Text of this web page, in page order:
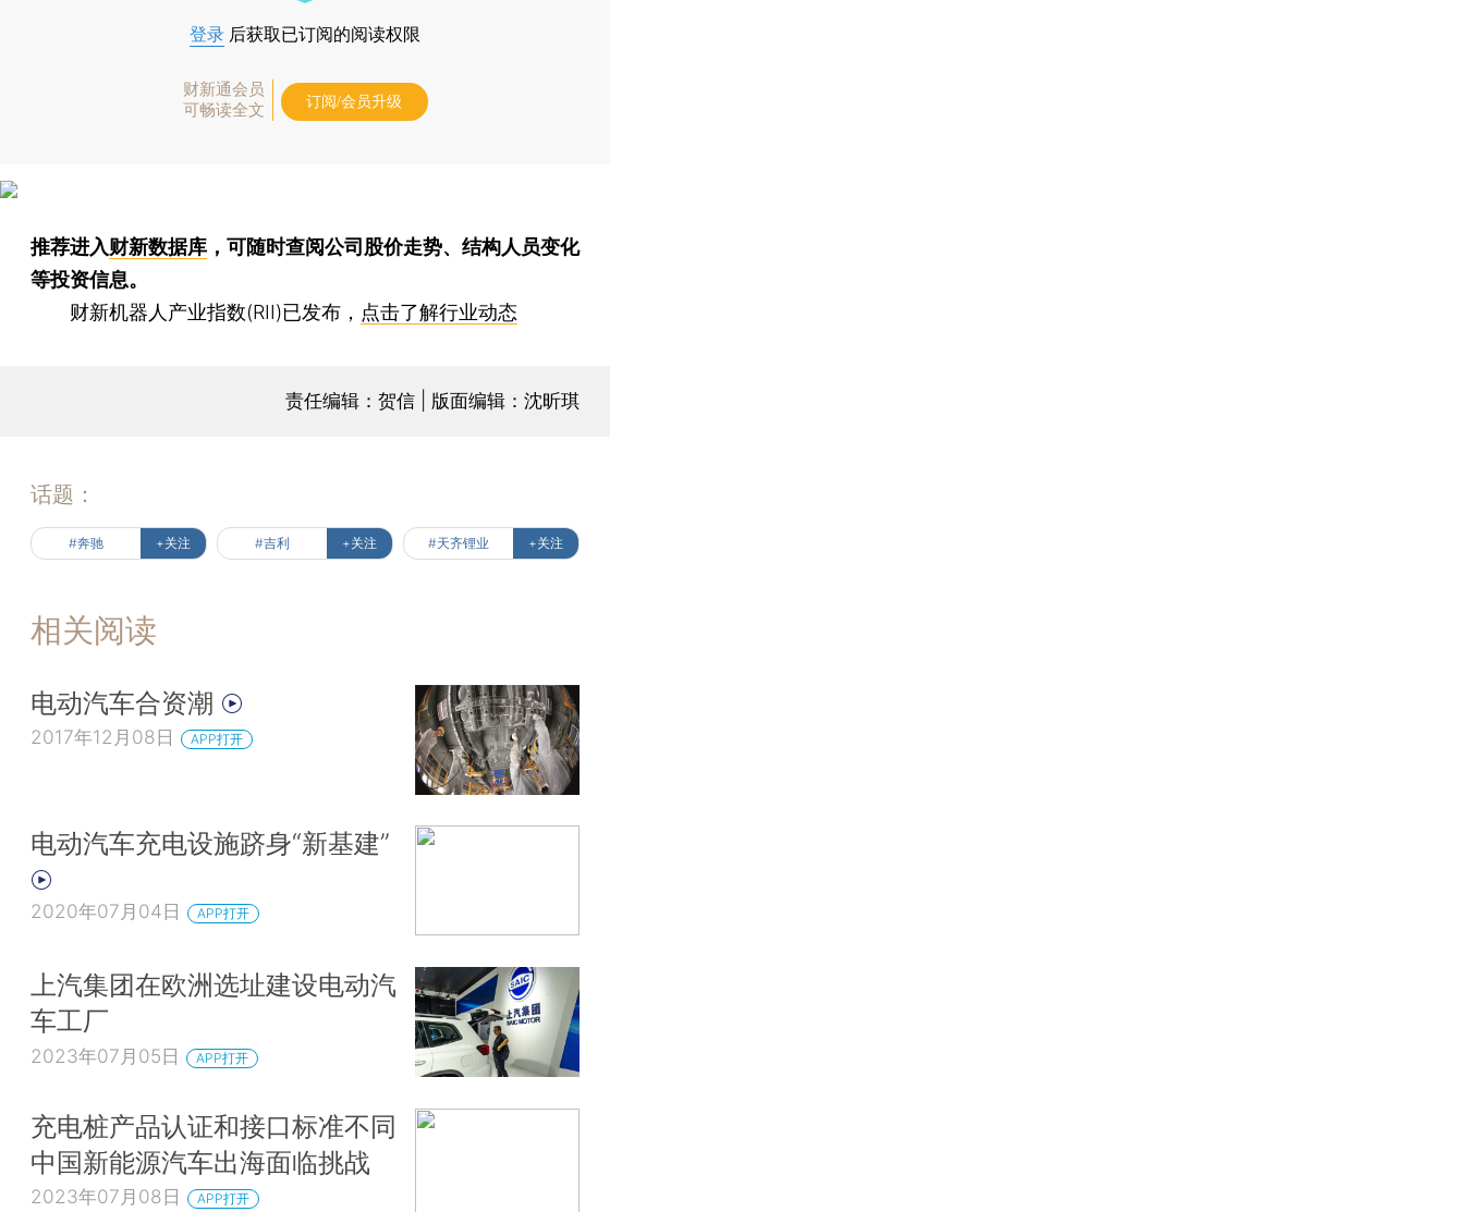
登录 后获取已订阅的阅读权限
财新通会员
可畅读全文
订阅/会员升级
推荐进入财新数据库 ，可随时查阅公司股价走势、结构人员变化
等投资信息。
财新机器人产业指数(RII)已发布， 点击了解行业动态
责任编辑：贺信 | 版面编辑：沈昕琪
话题：
#奔驰 +关注 #吉利 +关注 #天齐锂业 +关注
相关阅读
电动汽车合资潮
2017年12月08日 APP打开
电动汽车充电设施跻身“新基建”
2020年07月04日 APP打开
上汽集团在欧洲选址建设电动汽
车工厂
2023年07月05日 APP打开
充电桩产品认证和接口标准不同
中国新能源汽车出海面临挑战
2023年07月08日 APP打开